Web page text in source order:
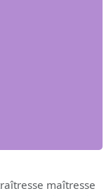
maîtresse